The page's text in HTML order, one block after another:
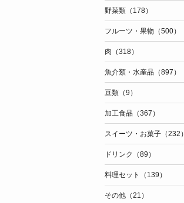
野菜類（178）
フルーツ・果物（500）
肉（318）
魚介類・水産品（897）
豆類（9）
加工食品（367）
スイーツ・お菓子（232）
ドリンク（89）
料理セット（139）
その他（21）